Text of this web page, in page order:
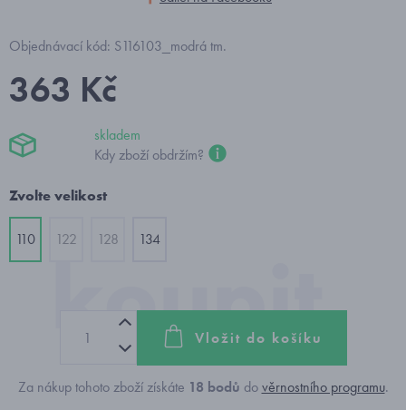
Objednávací kód: S116103_modrá tm.
363 Kč
skladem
Kdy zboží obdržím?
Zvolte velikost
110 122 128 134
Vložit do košíku
Za nákup tohoto zboží získáte 18 bodů dověrnostního programu.